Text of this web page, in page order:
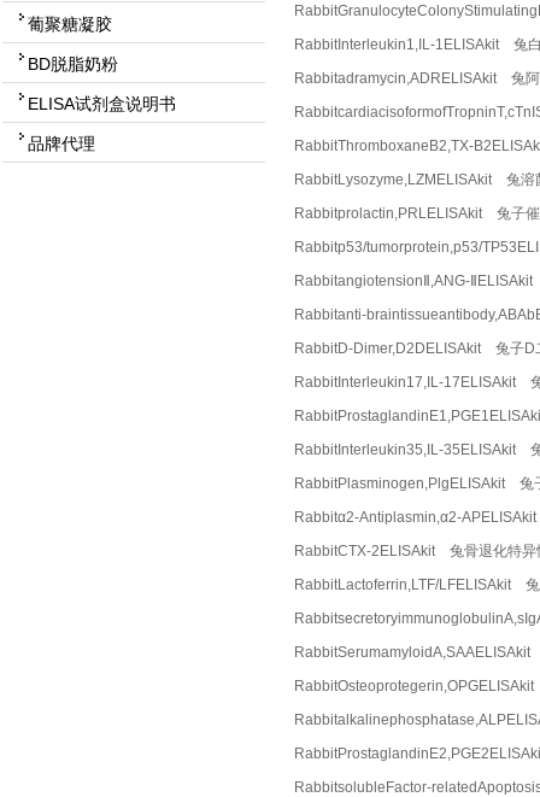
葡聚糖凝胶
BD脱脂奶粉
ELISA试剂盒说明书
品牌代理
RabbitInterleukin1,IL-1ELISAkit 兔
Rabbitadramycin,ADRELISAkit 兔
RabbitThromboxaneB2,TX-
RabbitLysozyme,LZMELISAkit 兔溶
Rabbitprolactin,PRLELISAkit 兔子
Rabbitp53/tumorprotein,p53/
RabbitangiotensionⅡ,ANG-
Rabbitanti-
RabbitD-Dimer,D2DELISAkit 兔子D
RabbitInterleukin17,IL-17ELISAkit
RabbitInterleukin35,IL-35ELISAkit
RabbitPlasminogen,PlgELISAkit 兔
Rabbitα2-Antiplasmin,α2-
RabbitCTX-2ELISAkit 兔骨退化特异
RabbitLactoferrin,LTF/LFELISAkit
RabbitsolubleFactor-